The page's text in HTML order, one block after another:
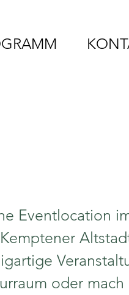
Eventlocation
oder mach